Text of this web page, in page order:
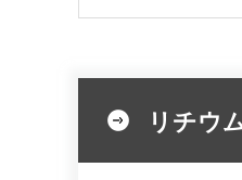
リチウ